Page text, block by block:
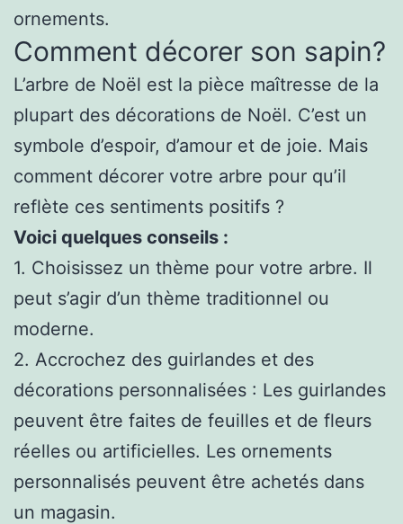
ornements.
Comment décorer son sapin?
L’arbre de Noël est la pièce maîtresse de la
plupart des décorations de Noël. C’est un
symbole d’espoir, d’amour et de joie. Mais
comment décorer votre arbre pour qu’il
reflète ces sentiments positifs ?
Voici quelques conseils :
1. Choisissez un thème pour votre arbre. Il
peut s’agir d’un thème traditionnel ou
moderne.
2. Accrochez des guirlandes et des
décorations personnalisées : Les guirlandes
peuvent être faites de feuilles et de fleurs
réelles ou artificielles. Les ornements
personnalisés peuvent être achetés dans
un magasin.